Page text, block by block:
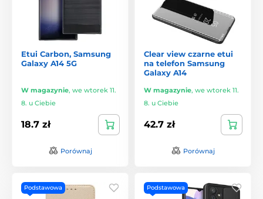
Etui Carbon, Samsung
Galaxy A14 5G
W magazynie, we wtorek 11.
8. u Ciebie
18.7 zł
Porównaj
Clear view czarne etui
na telefon Samsung
Galaxy A14
W magazynie, we wtorek 11.
8. u Ciebie
42.7 zł
Porównaj
Podstawowa Podstawowa